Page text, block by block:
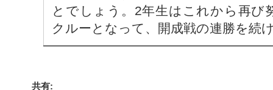
とでしょう。2年生はこれから再び
クルーとなって、開成戦の連勝を続
共有: